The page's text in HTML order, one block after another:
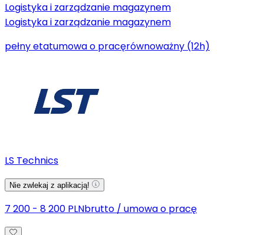
Logistyka i zarządzanie magazynem
Logistyka i zarządzanie magazynem
pełny etatumowa o pracęrównoważny (12h)
LS Technics
Nie zwlekaj z aplikacją!
7 200 - 8 200 PLNbrutto / umowa o pracę